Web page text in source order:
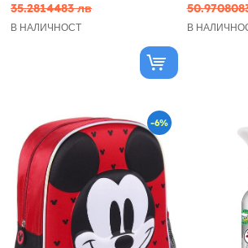
35.2814483 лв
В НАЛИЧНОСТ В
-6%